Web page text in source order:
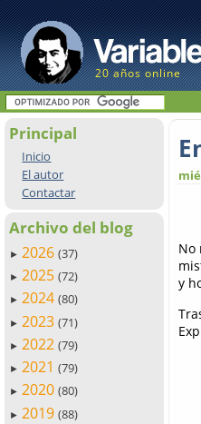
20 años online
Principal
Inicio
El autor
Contactar
Archivo del blog
► 2026 (37)
► 2025 (72)
► 2024 (80)
► 2023 (71)
► 2022 (79)
► 2021 (79)
► 2020 (80)
► 2019 (88)
No
y